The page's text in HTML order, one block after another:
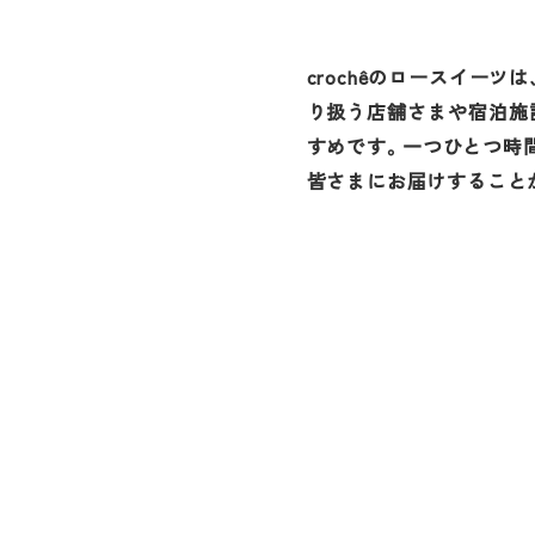
crochêのロースイーツ
り扱う店舗さまや宿泊
すめです。一つひとつ
皆さまにお届けするこ